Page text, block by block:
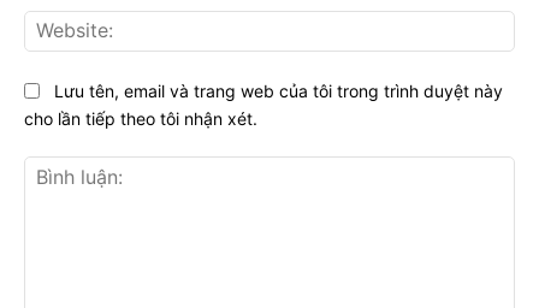
Lưu tên, email và trang web của tôi trong trình duyệt này
cho lần tiếp theo tôi nhận xét.